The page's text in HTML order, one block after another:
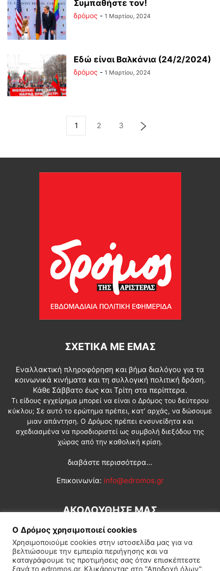
Συμπαθήστε τον!
δρόμος - 1 Μαρτίου, 2024
Εδώ είναι Βαλκάνια (24/2/2024)
δρόμος - 1 Μαρτίου, 2024
1 2 3
ΣΧΕΤΙΚΆ ΜΕ ΕΜΆΣ
Εναλλακτική πληροφόρηση και βήμα διαλόγου για τα
κοινωνικά κινήματα και τη συλλογική πολιτική δράση.
Κάθε Σάββατο έως και Τρίτη στα περίπτερα.
Τι είδους εγχείρημα μπορεί να είναι ο Δρόμος του δεύτερου
κύκλου; Σε αυτό το ερώτημα πρέπει, κατ’ αρχάς, να δώσουμε
μιαν απάντηση. Ο Δρόμος πρέπει ενσυνείδητα και
σχεδιασμένα να προσδιοριστεί ως συμβολή διεξόδου της
χώρας από την καθολική κρίση.
διαβάστε περισσότερα...
Επικοινωνία: info@edromos.gr
ΑΚΟΛΟΥΘΗΣΕ ΜΑΣ
Ο Δρόμος χρησιμοποιεί cookies
Χρησιμοποιούμε cookies στην ιστοσελίδα μας για να
βελτιώσουμε την εμπειρία περιήγησης και να
καταγράφουμε τις προτιμήσεις σας όταν επισκέπτεστε
ξανά το edromos.gr. Κλικάροντας στο "Αποδοχή όλων",